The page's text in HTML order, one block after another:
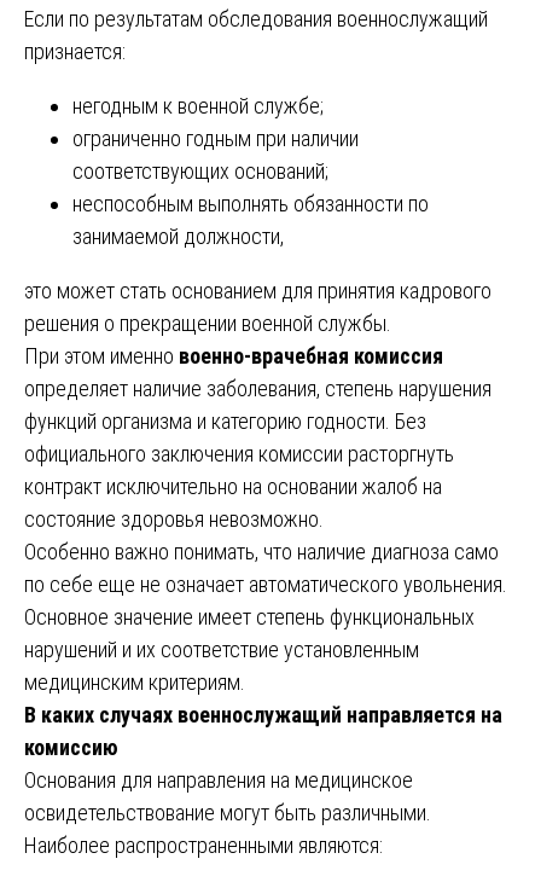
Если по результатам обследования военнослужащий
признается:
негодным к военной службе;
ограниченно годным при наличии
соответствующих оснований;
неспособным выполнять обязанности по
занимаемой должности,
это может стать основанием для принятия кадрового
решения о прекращении военной службы.
При этом именно военно-врачебная комиссия
определяет наличие заболевания, степень нарушения
функций организма и категорию годности. Без
официального заключения комиссии расторгнуть
контракт исключительно на основании жалоб на
состояние здоровья невозможно.
Особенно важно понимать, что наличие диагноза само
по себе еще не означает автоматического увольнения.
Основное значение имеет степень функциональных
нарушений и их соответствие установленным
медицинским критериям.
В каких случаях военнослужащий направляется на
комиссию
Основания для направления на медицинское
освидетельствование могут быть различными.
Наиболее распространенными являются: